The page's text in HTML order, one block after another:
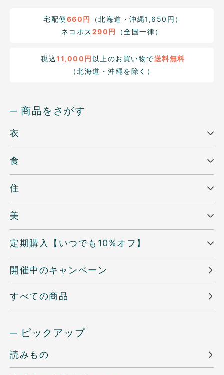
宅配便660円
（北海道・沖縄1,650円）
ネコポス 290円 （全国一律）
税込11,000円 以上のお買い物で送料無料
（北海道・沖縄を除く）
─ 商品をさがす
衣
食
住
美
定期購入【いつでも10%オフ】
開催中のキャンペーン
すべての商品
─ ピックアップ
読みもの